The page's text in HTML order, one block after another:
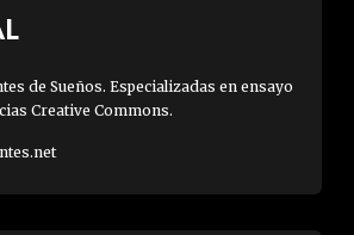
de Sueños. Especializadas en ensayo
Creative Commons.